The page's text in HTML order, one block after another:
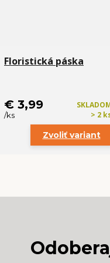
Floristická páska
€ 3,99
/ks
> 2
Zvoliť variant